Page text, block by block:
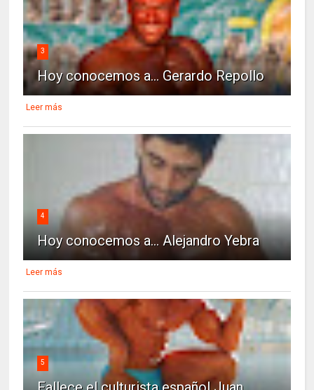
3
Hoy conocemos a... Gerardo Repollo
Leer más
4
Hoy conocemos a... Alejandro Yebra
Leer más
5